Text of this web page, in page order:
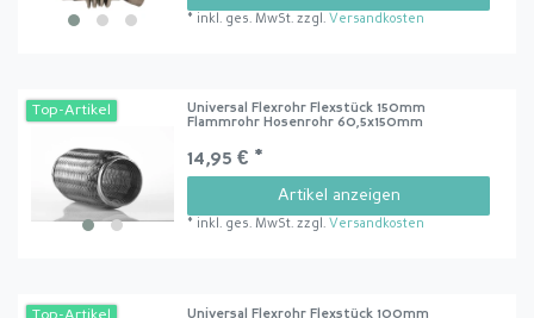
* inkl. ges. MwSt. zzgl. Versandkosten
Top-Artikel
Universal Flexrohr Flexstück 150mm
Flammrohr Hosenrohr 60,5x150mm
14,95 € *
Artikel anzeigen
* inkl. ges. MwSt. zzgl. Versandkosten
Universal Flexrohr Flexstück 100mm